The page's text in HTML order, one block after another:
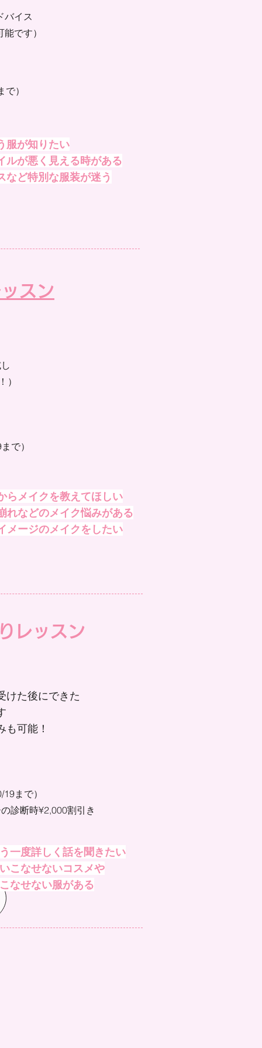
バイス
能です）
服が知りたい
ルが悪く見える時がある
など特別な服装が迷う
）
スン
）
で）
らメイクを教えてほしい
れなどのメイク悩みがある
メージのメイクをしたい​
レッスン
けた後にできた
も可能！
まで）
診断時¥2,000割引き
一度詳しく話を聞きたい
こなせないコスメや
せない服がある